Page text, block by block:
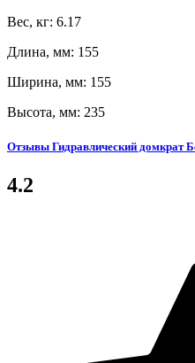
Вес, кг: 6.17
Длина, мм: 155
Ширина, мм: 155
Высота, мм: 235
Отзывы Гидравлический домкрат
4.2